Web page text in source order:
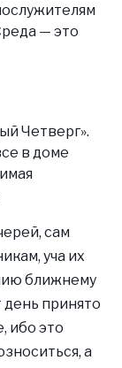
— это
Четверг».
в доме
сам
уча их
ближнему
принято
ибо это
а